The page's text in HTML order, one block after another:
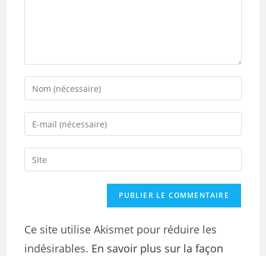
Ce site utilise Akismet pour réduire les
indésirables. En savoir plus sur la façon